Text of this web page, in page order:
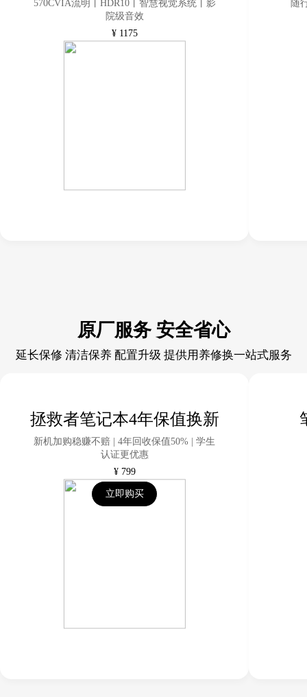
570CVIA流明丨HDR10丨智慧视觉系统丨影
院级音效
¥ 1175
随
原厂服务 安全省心
延长保修 清洁保养 配置升级 提供用养修换一站式服务
拯救者笔记本4年保值换新
新机加购稳赚不赔 | 4年回收保值50% | 学生
认证更优惠
¥ 799
立即购买